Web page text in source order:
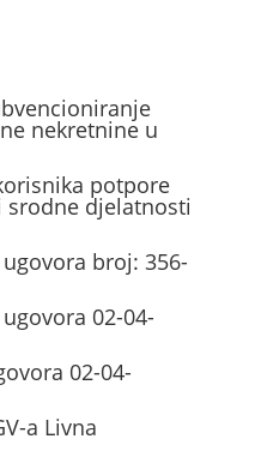
nekretnine u
potpore
djelatnosti
broj: 356-
02-04-
02-04-
a Livna